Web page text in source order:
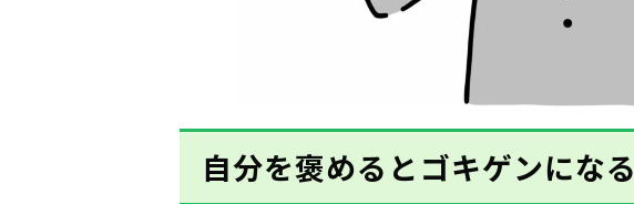
自分を褒めるとゴキゲンになる